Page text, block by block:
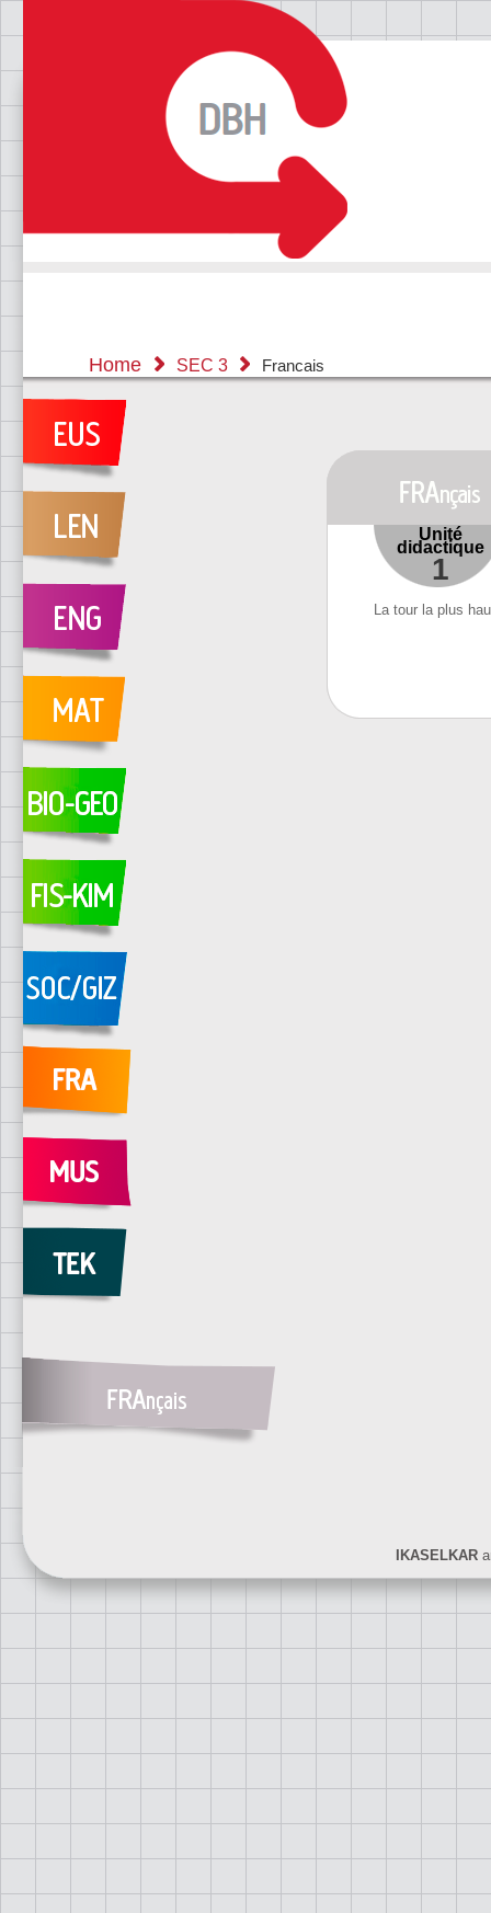
Home SEC 3 Francais
Unité
didactique
1
La tour la plus
IKASELKAR